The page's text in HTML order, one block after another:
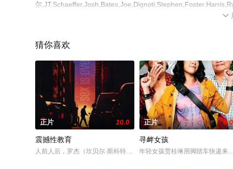
尔
删减完整版电影大全就上星空影视，更多相关信息可移步至豆瓣
猜你喜欢
正片 10.0
震撼性教育
人前人后，罗杰（坎贝尔·斯科特 Campbell Scott 饰）都尽职的扮演着
正片 6.0
寻衅女孩
年轻女孩贾桂琳用脚踏车快递来